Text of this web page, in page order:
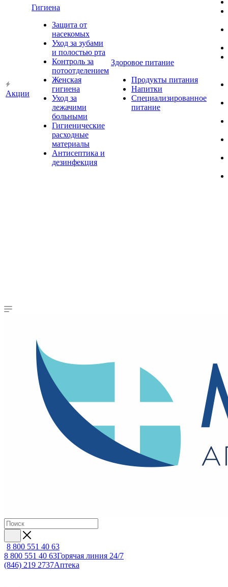
Акции
Гигиена
Защита от
насекомых
Уход за зубами
и полостью рта
Контроль за
потоотделением
Женская
гигиена
Уход за
лежачими
больными
Гигиенические
расходные
материалы
Антисептика и
дезинфекция
Здоровое питание
Продукты питания
Напитки
Специализированное
питание
8 800 551 40 63
8 800 551 40 63Горячая линия 24/7
(846) 219 2737Аптека